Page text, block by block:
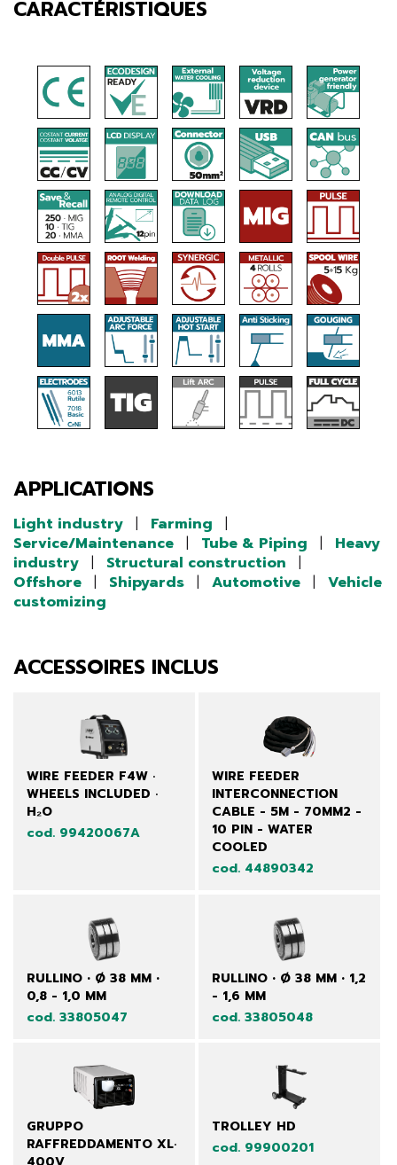
CARACTÉRISTIQUES
APPLICATIONS
Light industry | Farming
|
Service/Maintenance | Tube & Piping |
Heavy
industry | Structural construction
|
Offshore | Shipyards | Automotive |
Vehicle
customizing
ACCESSOIRES INCLUS
WIRE FEEDER F4W ·
WHEELS INCLUDED ·
H₂O
cod. 99420067A
WIRE FEEDER
INTERCONNECTION
CABLE - 5M - 70MM2 -
10 PIN - WATER
COOLED
cod. 44890342
RULLINO • Ø 38 MM •
0,8 - 1,0 MM
cod. 33805047
RULLINO • Ø 38 MM • 1,2
- 1,6 MM
cod. 33805048
GRUPPO
RAFFREDDAMENTO XL·
TROLLEY HD
cod. 99900201